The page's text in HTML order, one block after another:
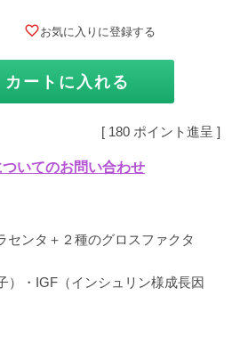
お気に入りに登録する
カートに入れる
[ 180 ポイント進呈 ]
いてのお問い合わせ
センタ＋２種のグロスファクタ
）・IGF（インシュリン様成長因